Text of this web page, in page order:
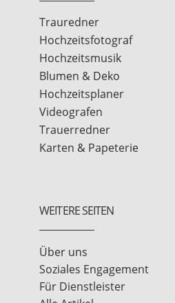
Trauredner
Hochzeitsfotograf
Hochzeitsmusik
Blumen & Deko
Hochzeitsplaner
Videografen
Trauerredner
Karten & Papeterie
WEITERE SEITEN
Über uns
Soziales Engagement
Für Dienstleister